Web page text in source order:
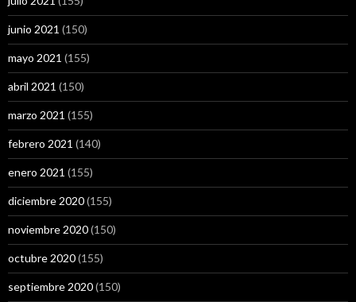
junio 2021 (150)
mayo 2021 (155)
abril 2021 (150)
marzo 2021 (155)
febrero 2021 (140)
enero 2021 (155)
diciembre 2020(155)
noviembre 2020(150)
octubre 2020(155)
septiembre 2020(150)